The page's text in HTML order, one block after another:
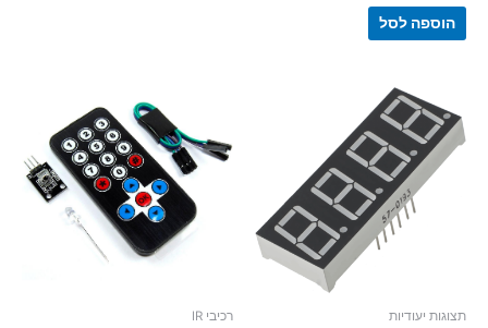
הוספה לסל
תצוגות יעודיות רכיבי IR